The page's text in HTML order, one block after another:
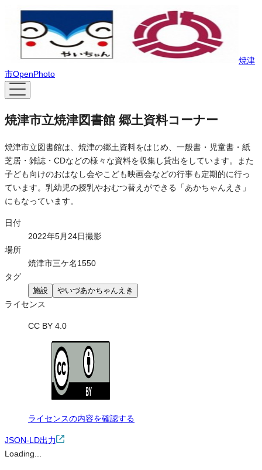
焼津
市OpenPhoto
焼津市立焼津図書館 郷土資料コーナー
焼津市立図書館は、焼津の郷土資料をはじめ、一般書・児童書・紙
芝居・雑誌・CDなどの様々な資料を収集し貸出をしています。また
子ども向けのおはなし会やこども映画会などの行事も定期的に行っ
ています。乳幼児の授乳やおむつ替えができる「あかちゃんえき」
にもなっています。
日付
2022年5月24日撮影
場所
焼津市三ケ名1550
タグ
施設 やいづあかちゃんえき
ライセンス
CC BY 4.0
ライセンスの内容を確認する
JSON-LD出力
Loading...